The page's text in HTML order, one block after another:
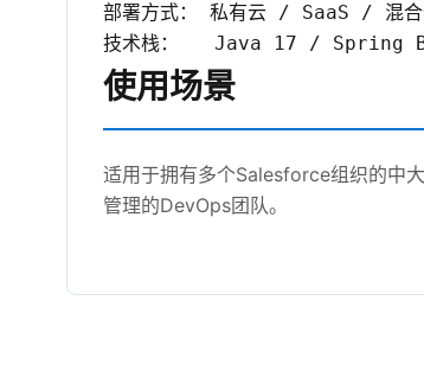
部署方式： 私有云 / SaaS / 混合
技术栈：   Java 17 / Spring
使用场景
适用于拥有多个Salesforce组织的中
管理的DevOps团队。